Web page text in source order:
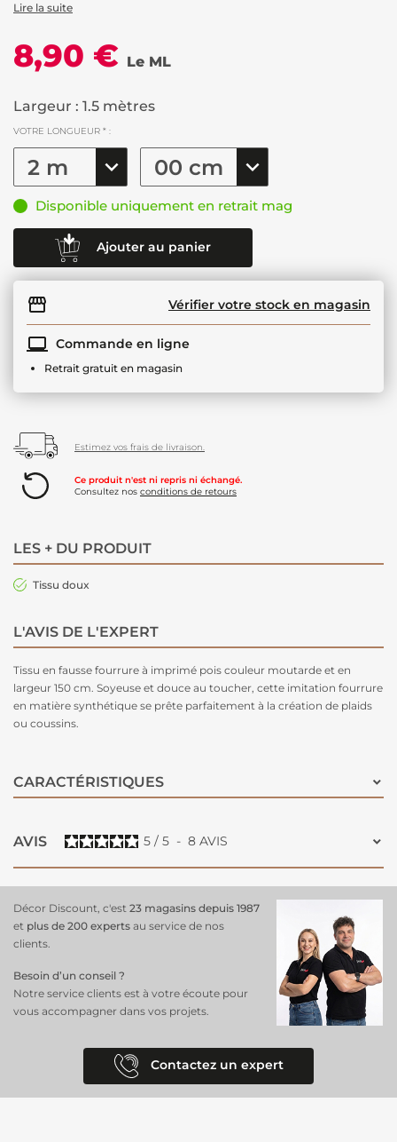
Lire la suite
8,90 € Le ML
Largeur : 1.5 mètres
VOTRE LONGUEUR * :
Disponible uniquement en retrait mag
Ajouter au panier
Vérifier votre stock en magasin
Commande en ligne
Retrait gratuit en magasin
Estimez vos frais de livraison.
Ce produit n'est ni repris ni échangé.
Consultez nos conditions de retours
LES + DU PRODUIT
Tissu doux
L'AVIS DE L'EXPERT
Tissu en fausse fourrure à imprimé pois couleur moutarde et en
largeur 150 cm. Soyeuse et douce au toucher, cette imitation fourrure
en matière synthétique se prête parfaitement à la création de plaids
ou coussins.
CARACTÉRISTIQUES
AVIS 5 / 5 - 8 AVIS
Décor Discount, c'est 23 magasins depuis 1987
et plus de 200 experts au service de nos
clients.
Besoin d’un conseil ?
Notre service clients est à votre écoute pour
vous accompagner dans vos projets.
Contactez un expert